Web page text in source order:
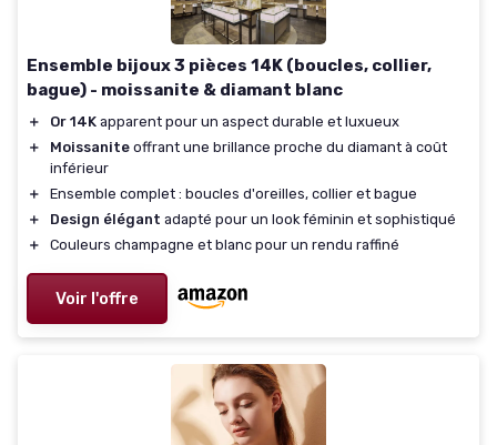
Ensemble bijoux 3 pièces 14K (boucles, collier,
bague) - moissanite & diamant blanc
＋ Or 14K apparent pour un aspect durable et luxueux
＋
Moissanite offrant une brillance proche du diamant à coût
inférieur
＋
Ensemble complet : boucles d'oreilles, collier et bague
＋
Design élégant adapté pour un look féminin et sophistiqué
＋
Couleurs champagne et blanc pour un rendu raffiné
Voir l'offre